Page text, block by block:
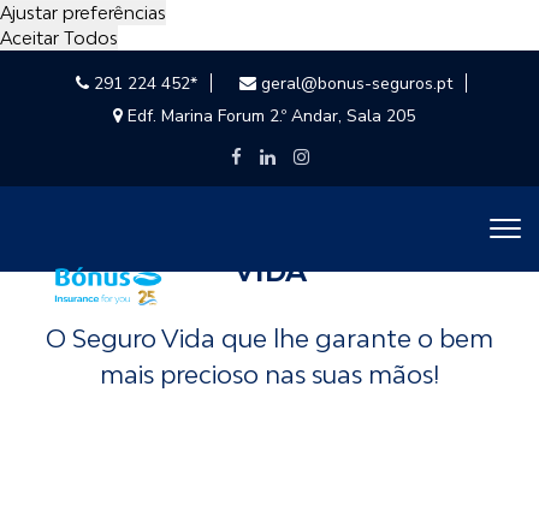
Ajustar preferências
Aceitar Todos
291 224 452*
geral@bonus-seguros.pt
Edf. Marina Forum 2.º Andar, Sala 205
VIDA
O Seguro Vida que lhe garante o bem
mais precioso nas suas mãos!